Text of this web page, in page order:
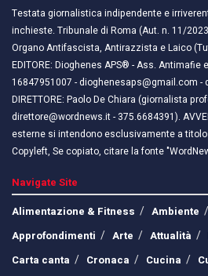
Testata giornalistica indipendente e
inchieste. Tribunale di Roma (Aut. n. 11/
Organo Antifascista, Antirazzista e Laico
EDITORE: Dioghenes APS® - Ass. Antimafie
16847951007 - dioghenesaps@gmail.com -
DIRETTORE: Paolo De Chiara (giornalista
direttore@wordnews.it - ​​375.6684391).
esterne si intendono esclusivamente a
Copyleft, Se copiato, citare la fonte
Navigate Site
Alimentazione & Fitness
Ambiente
Approfondimenti
Arte Attualità
Carta canta
Cronaca Cucina